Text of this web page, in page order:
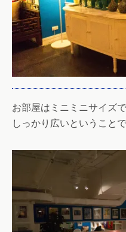
お部屋はミニミニサイズ
しっかり広いということ